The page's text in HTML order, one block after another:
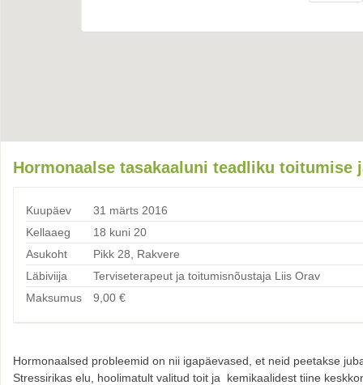
Hormonaalse tasakaaluni teadliku toitumise
Kuupäev
31 märts 2016
Kellaaeg
18 kuni 20
Asukoht
Pikk 28, Rakvere
Läbiviija
Terviseterapeut ja toitumisnõustaja Liis Orav
Maksumus
9,00 €
Hormonaalsed probleemid on nii igapäevased, et neid peetakse
Stressirikas elu, hoolimatult valitud toit ja kemikaalidest tiine